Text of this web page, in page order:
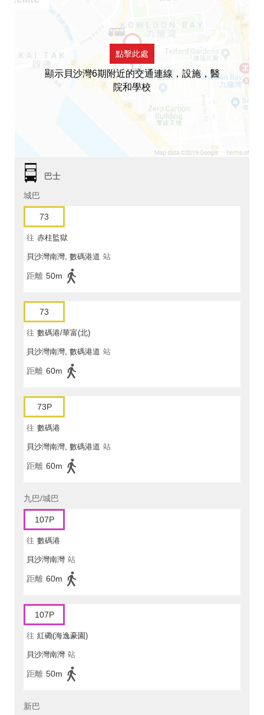
點擊此處
顯示貝沙灣6期附近的交通連線，設施，醫
院和學校
巴士
城巴
73
往 赤柱監獄
貝沙灣南灣, 數碼港道 站
距離 50m
73
往 數碼港/華富(北)
貝沙灣南灣, 數碼港道 站
距離 60m
73P
往 數碼港
貝沙灣南灣, 數碼港道 站
距離 60m
九巴/城巴
107P
往 數碼港
貝沙灣南灣 站
距離 60m
107P
往 紅磡(海逸豪園)
貝沙灣南灣 站
距離 50m
新巴